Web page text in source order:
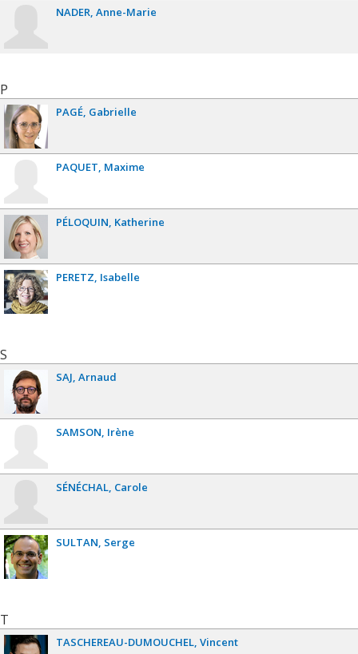
NADER Anne-Marie
P
PAGÉ Gabrielle
PAQUET Maxime
PÉLOQUIN Katherine
PERETZ Isabelle
S
SAJ Arnaud
SAMSON Irène
SÉNÉCHAL Carole
SULTAN Serge
T
TASCHEREAU-DUMOUCHEL Vincent